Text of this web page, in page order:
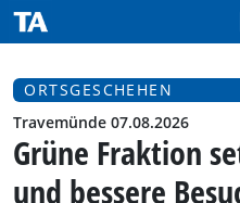
ORTSGESCHEHEN
Travemünde 07.08.2026
Grüne Fraktion
und bessere